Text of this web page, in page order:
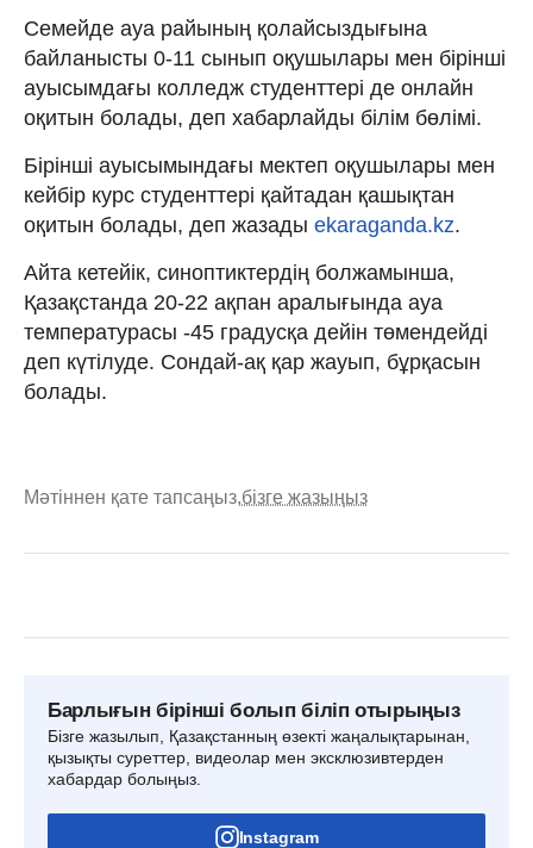
Семейде ауа райының қолайсыздығына
байланысты 0-11 сынып оқушылары мен бірінші
ауысымдағы колледж студенттері де онлайн
оқитын болады, деп хабарлайды білім бөлімі.
Бірінші ауысымындағы мектеп оқушылары мен
кейбір курс студенттері қайтадан қашықтан
оқитын болады, деп жазады ekaraganda.kz.
Айта кетейік, синоптиктердің болжамынша,
Қазақстанда 20-22 ақпан аралығында ауа
температурасы -45 градусқа дейін төмендейді
деп күтілуде. Сондай-ақ қар жауып, бұрқасын
болады.
Мәтіннен қате тапсаңыз,бізге жазыңыз
Барлығын бірінші болып біліп отырыңыз
Бізге жазылып, Қазақстанның өзекті жаңалықтарынан,
қызықты суреттер, видеолар мен эксклюзивтерден
хабардар болыңыз.
Instagram